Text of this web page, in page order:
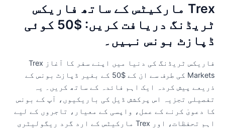
Trex مارکیٹس کے ساتھ فاریکس
ٹریڈنگ دریافت کریں: $50 کوئی
بونس نہیں۔
فاریکس ٹریڈنگ کی دنیا میں اپنے سفر کا آغاز Trex
Markets کی طرف سے ان کے $50 کے بغیر ڈپازٹ بونس کے
پیش کردہ ایک اہم فائدہ کے ساتھ کریں۔ یہ
تجزیہ اس پرکشش ڈیل کی باریکیوں، آپ کے بونس
دعویٰ کرنے کے عمل، واپسی کے معیار، تاجروں کے لیے
اہم تحفظات، اور Trex مارکیٹس کے ارد گرد ریگولیٹری